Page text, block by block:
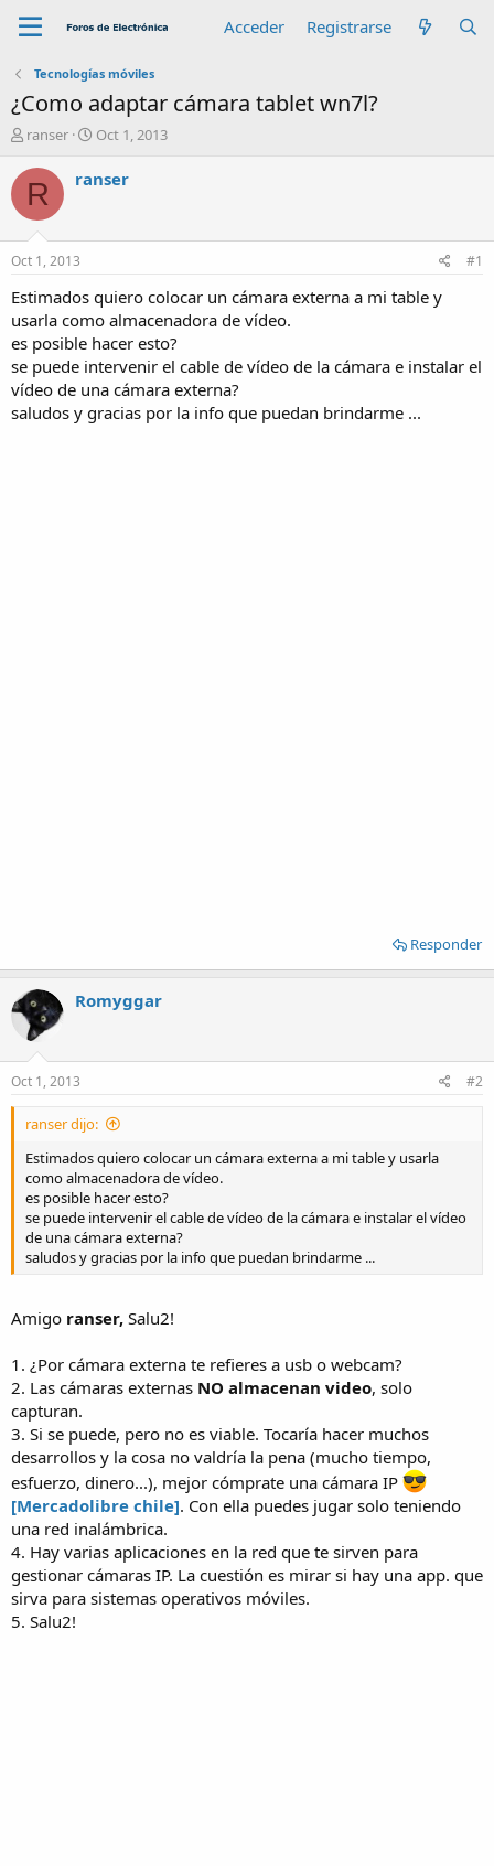
Acceder Registrarse
Tecnologías móviles
¿Como adaptar cámara tablet wn7l?
A
t
o
r
ranser
F
c
n
c
o
Oct 1, 2013
R ranser
Oct 1, 2013 #1
Estimados quiero colocar un cámara externa a mi table y
usarla como almacenadora de vídeo.
es posible hacer esto?
se puede intervenir el cable de vídeo de la cámara e instalar el
vídeo de una cámara externa?
saludos y gracias por la info que puedan brindarme ...
Responder
Romyggar
Oct 1, 2013 #2
ranser dijo:
Estimados quiero colocar un cámara externa a mi table y usarla
como almacenadora de vídeo.
es posible hacer esto?
se puede intervenir el cable de vídeo de la cámara e instalar el vídeo
de una cámara externa?
saludos y gracias por la info que puedan brindarme ...
Amigo ranser, Salu2!
1. ¿Por cámara externa te refieres a usb o webcam?
2. Las cámaras externas NO almacenan video, solo
capturan.
3. Si se puede, pero no es viable. Tocaría hacer muchos
desarrollos y la cosa no valdría la pena (mucho tiempo,
esfuerzo, dinero...), mejor cómprate una cámara IP
[Mercadolibre chile]. Con ella puedes jugar solo teniendo
una red inalámbrica.
4. Hay varias aplicaciones en la red que te sirven para
gestionar cámaras IP. La cuestión es mirar si hay una app. que
sirva para sistemas operativos móviles.
5. Salu2!